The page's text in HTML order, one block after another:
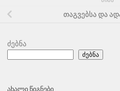
თაგვებსა და
ძებნა
ძებნა